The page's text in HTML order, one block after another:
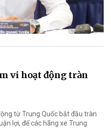
vi hoạt động tràn
từ Trung Quốc bắt đầu tràn
lợi, để các hãng xe Trung